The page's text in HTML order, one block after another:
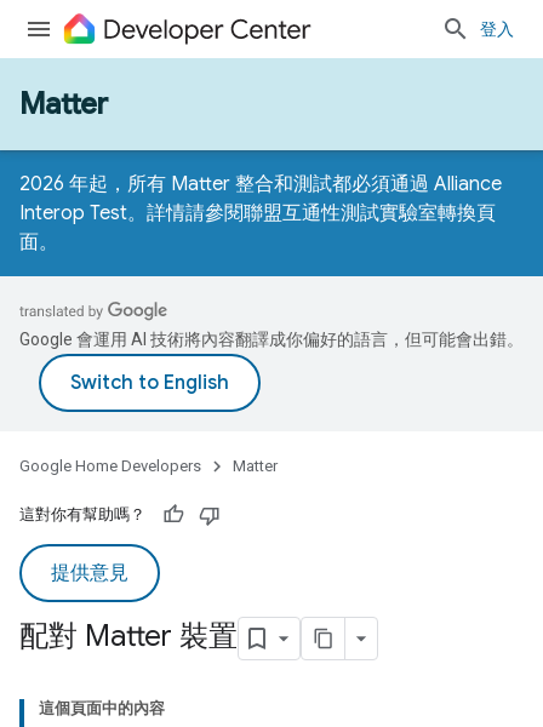
登入
Matter
2026 年起，所有 Matter 整合和測試都必須通過 Alliance
Interop Test。詳情請參閱聯盟互通性測試實驗室轉換頁
面。
Google 會運用 AI 技術將內容翻譯成你偏好的語言，但可能會出錯。
Google Home Developers Matter
這對你有幫助嗎？
提供意見
配對 Matter 裝置
這個頁面中的內容